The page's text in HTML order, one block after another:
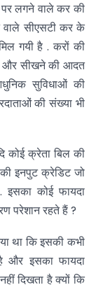
पर लगने वाले कर की
सीएसटी कर के
गयी है . करों की
और सीखने की आदत
सुविधाओं की
की संख्या भी
कोई क्रेता बिल की
इनपुट क्रेडिट जो
कोई फायदा
परेशान रहते हैं ?
था कि इसकी कभी
है और इसका फायदा
दिखता है क्यों कि